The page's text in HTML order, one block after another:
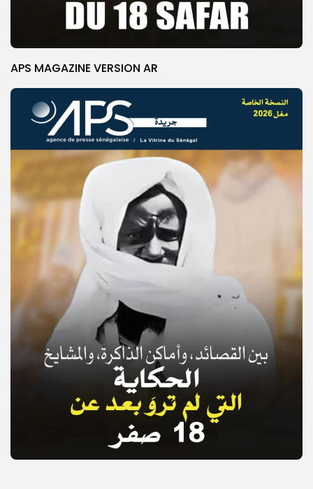
© Copyright 2025, APS
APS MAGAZINE VERSION AR